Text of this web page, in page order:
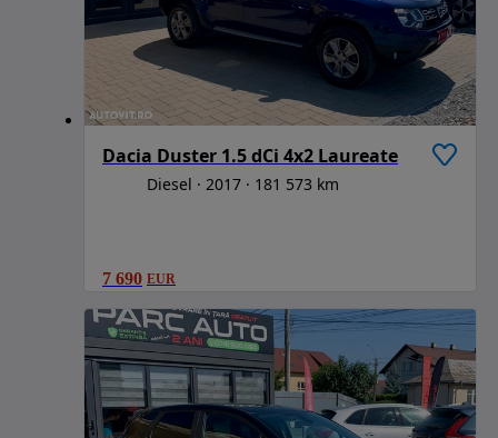
Dacia Duster 1.5 dCi 4x2 Laureate
Diesel 2017 181 573 km
7 690 EUR